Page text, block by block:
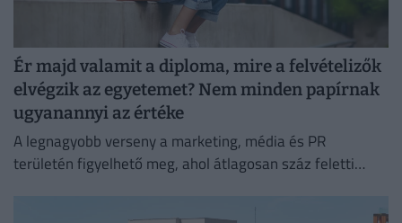
Ér majd valamit a diploma, mire a felvételizők
elvégzik az egyetemet? Nem minden papírnak
ugyanannyi az értéke
A legnagyobb verseny a marketing, média és PR
területén figyelhető meg, ahol átlagosan száz feletti